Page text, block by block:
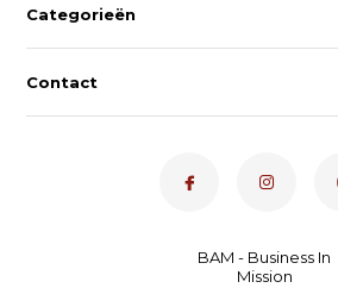
Categorieën
Contact